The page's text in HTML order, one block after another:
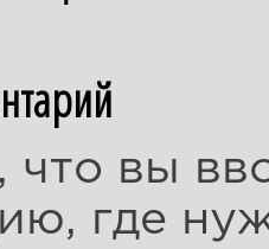
что вы
где